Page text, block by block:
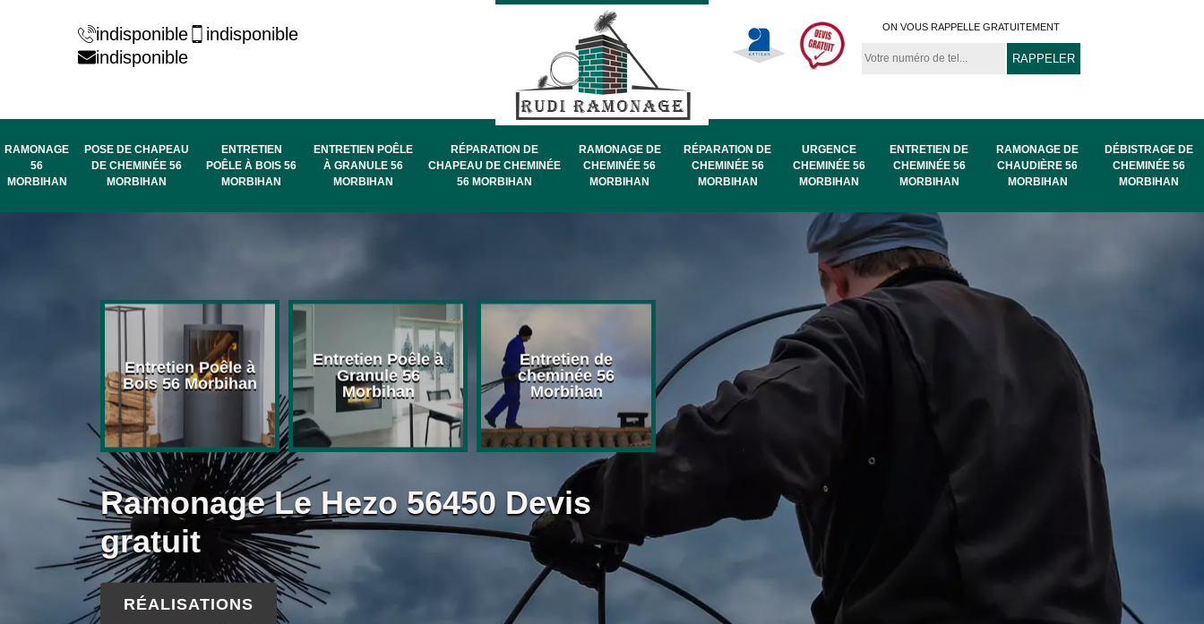
indisponible
indisponible
indisponible
ON VOUS RAPPELLE GRATUITEMENT
RAMONAGE
56
MORBIHAN
POSE DE CHAPEAU
DE CHEMINÉE 56
MORBIHAN
ENTRETIEN
POÊLE À BOIS 56
MORBIHAN
ENTRETIEN POÊLE
À GRANULE 56
MORBIHAN
RÉPARATION DE
CHAPEAU DE CHEMINÉE
56 MORBIHAN
RAMONAGE DE
CHEMINÉE 56
MORBIHAN
RÉPARATION DE
CHEMINÉE 56
MORBIHAN
URGENCE
CHEMINÉE 56
MORBIHAN
ENTRETIEN DE
CHEMINÉE 56
MORBIHAN
RAMONAGE DE
CHAUDIÈRE 56
MORBIHAN
DÉBISTRAGE DE
CHEMINÉE 56
MORBIHAN
Entretien Poêle à
Bois 56 Morbihan
Entretien Poêle à
Granule 56
Morbihan
Entretien de
cheminée 56
Morbihan
Pose de chapeau
de cheminée 56
Morbihan
Ramonage 56
Ramonage de
chaudière 56
Ramonage Le Hezo 56450 Devis
gratuit
RÉALISATIONS